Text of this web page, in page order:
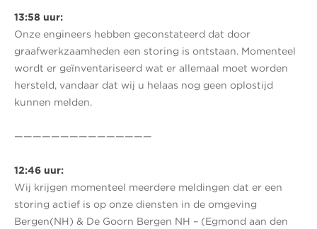
13:58 uur:
Onze engineers hebben geconstateerd dat door
graafwerkzaamheden een storing is ontstaan. Momenteel
wordt er geïnventariseerd wat er allemaal moet worden
hersteld, vandaar dat wij u helaas nog geen oplostijd
kunnen melden.
———————————————
12:46 uur:
Wij krijgen momenteel meerdere meldingen dat er een
storing actief is op onze diensten in de omgeving
Bergen(NH) & De Goorn Bergen NH – (Egmond aan den